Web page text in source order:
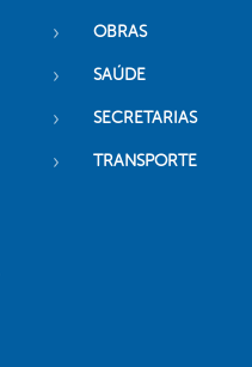
OBRAS
SAÚDE
SECRETARIAS
TRANSPORTE